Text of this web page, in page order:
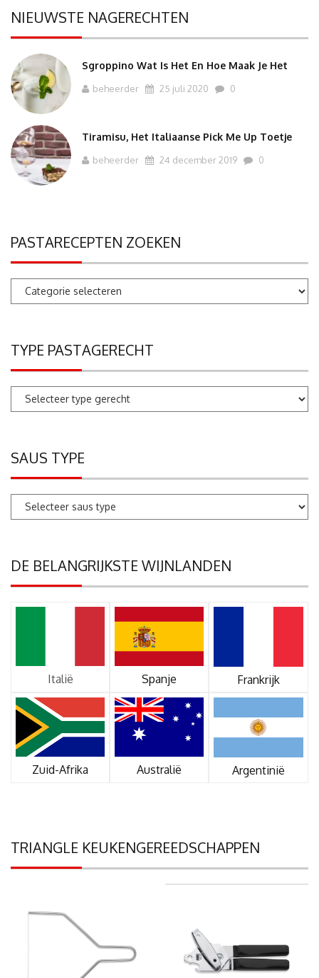
NIEUWSTE NAGERECHTEN
Sgroppino Wat Is Het En Hoe Maak Je Het
beheerder 25 juli 2020 0
Tiramisu, Het Italiaanse Pick Me Up Toetje
beheerder 24 december 2019 0
PASTARECEPTEN ZOEKEN
Pastarecepten
zoeken
TYPE PASTAGERECHT
SAUS TYPE
DE BELANGRIJKSTE WIJNLANDEN
Italië Spanje Frankrijk
Zuid-Afrika Australië Argentinië
TRIANGLE KEUKENGEREEDSCHAPPEN